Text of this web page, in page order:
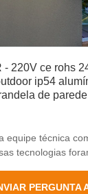
- 220V ce rohs
ip54
de
equipe técnica
tecnologias
aplicação foram
PERGUNTA